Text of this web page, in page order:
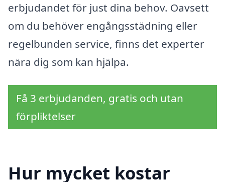
erbjudandet för just dina behov. Oavsett
om du behöver engångsstädning eller
regelbunden service, finns det experter
nära dig som kan hjälpa.
Få 3 erbjudanden, gratis och utan
förpliktelser
Hur mycket kostar